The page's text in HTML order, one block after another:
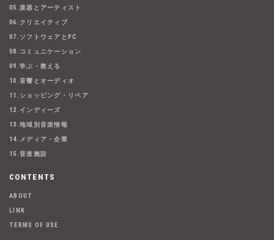
05.楽器とアーティスト
06.クリエイティブ
07.ソフトウェアとPC
08.コミュニケーション
09.学ぶ・教える
10.音響とオーディオ
11.ショッピング・リペア
12.インディーズ
13.地域別音楽情報
14.メディア・企業
15.音楽施設
CONTENTS
ABOUT
LINK
TERMS OF USE